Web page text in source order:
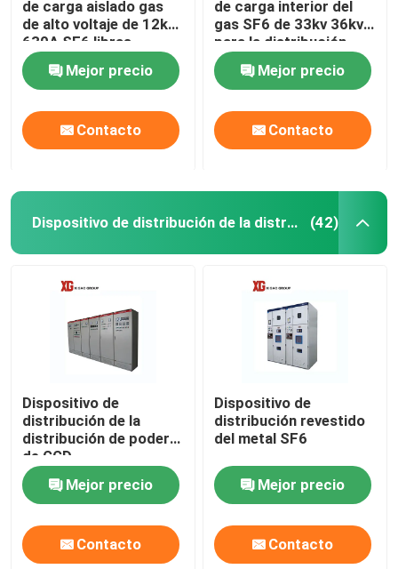
de carga aislado gas
de alto voltaje de 12kV
630A SF6 libras
Mejor precio
Contacto
de carga interior del
gas SF6 de 33kv 36kv
para la distribución
secundaria
Mejor precio
Contacto
Dispositivo de distribución de la distribución de poder (42)
Dispositivo de
distribución de la
distribución de poder
de GGD
Mejor precio
Contacto
Dispositivo de
distribución revestido
del metal SF6
Mejor precio
Contacto